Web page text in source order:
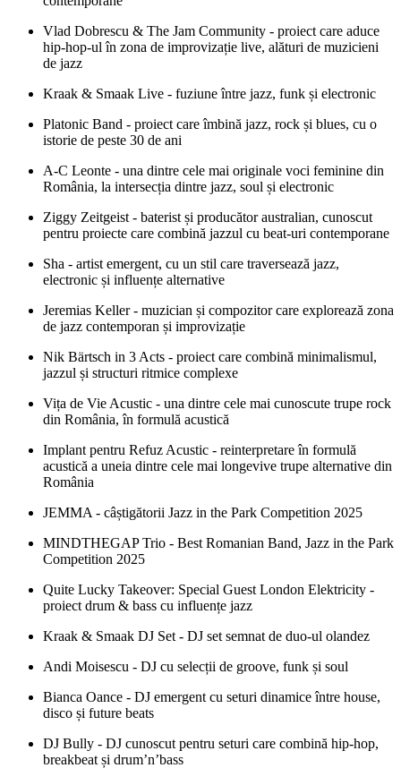
Vlad Dobrescu & The Jam Community - proiect care aduce
hip-hop-ul în zona de improvizație live, alături de muzicieni
de jazz
Kraak & Smaak Live - fuziune între jazz, funk și electronic
Platonic Band - proiect care îmbină jazz, rock și blues, cu o
istorie de peste 30 de ani
A-C Leonte - una dintre cele mai originale voci feminine din
România, la intersecția dintre jazz, soul și electronic
Ziggy Zeitgeist - baterist și producător australian, cunoscut
pentru proiecte care combină jazzul cu beat-uri contemporane
Sha - artist emergent, cu un stil care traversează jazz,
electronic și influențe alternative
Jeremias Keller- muzician și compozitor care explorează zona
de jazz contemporan și improvizație
Nik Bärtsch in 3 Acts - proiect care combină minimalismul,
jazzul și structuri ritmice complexe
Vița de Vie Acustic - una dintre cele mai cunoscute trupe rock
din România, în formulă acustică
Implant pentru Refuz Acustic - reinterpretare în formulă
acustică a uneia dintre cele mai longevive trupe alternative din
România
JEMMA - câștigătorii Jazz in the Park Competition 2025
MINDTHEGAP Trio - Best Romanian Band, Jazz in the Park
Competition 2025
Quite Lucky Takeover: Special Guest London Elektricity -
proiect drum & bass cu influențe jazz
Kraak & Smaak DJ Set - DJ set semnat de duo-ul olandez
Andi Moisescu - DJ cu selecții de groove, funk și soul
Bianca Oance - DJ emergent cu seturi dinamice între house,
disco și future beats
DJ Bully - DJ cunoscut pentru seturi care combină hip-hop,
breakbeat și drum’n’bass